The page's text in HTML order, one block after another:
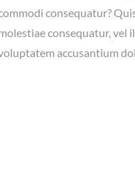
consequatur?
consequatur,
accusantium